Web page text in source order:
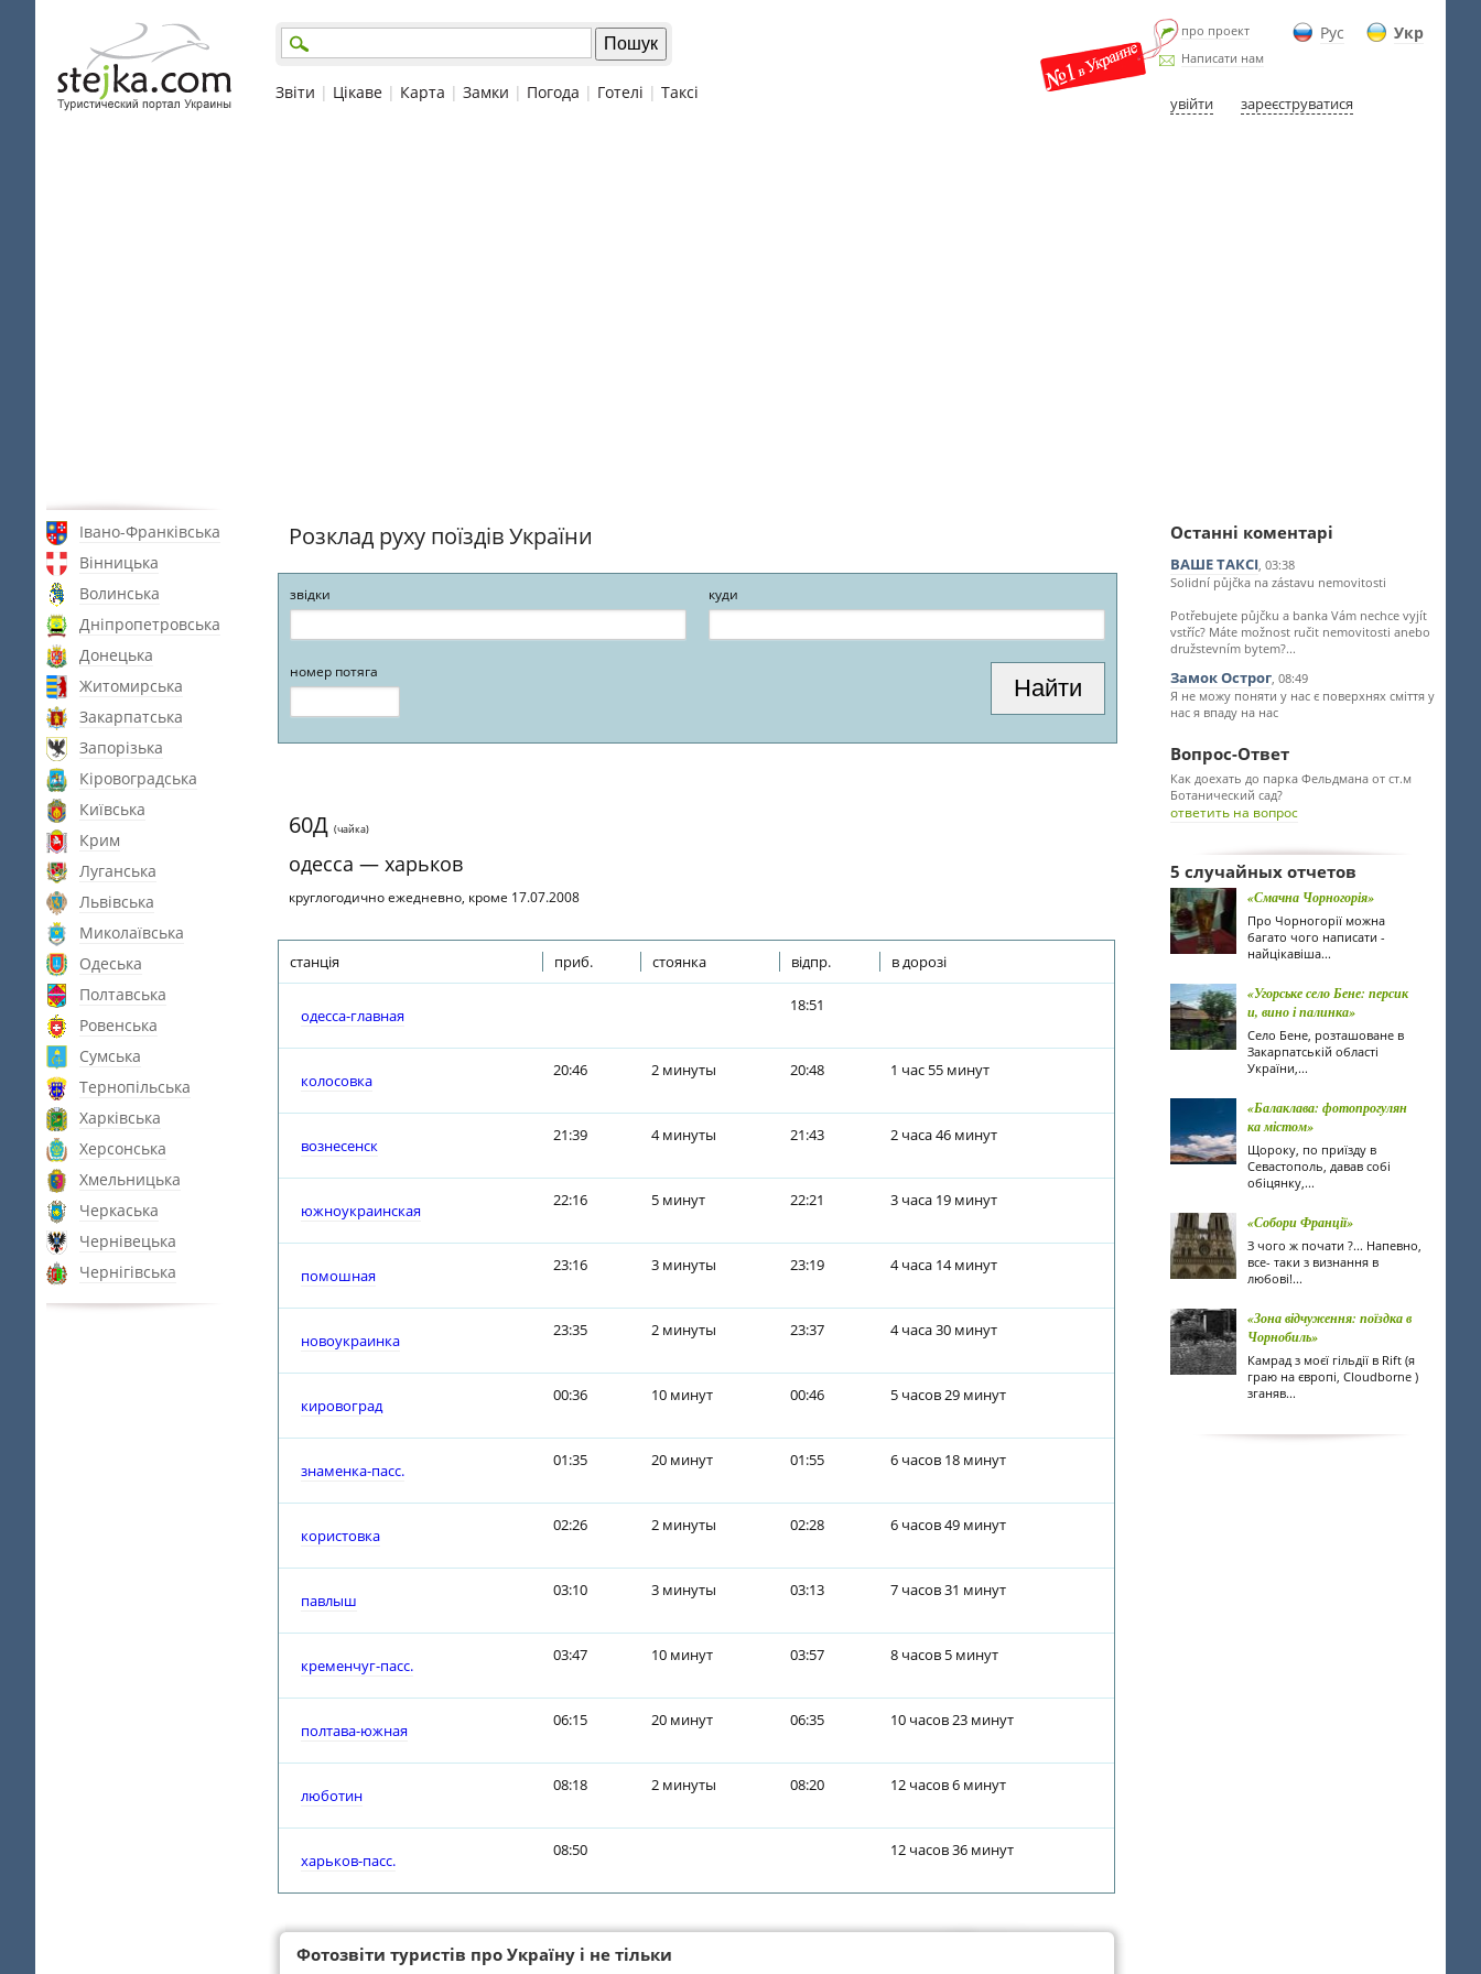
Рус Укр
про проект
Написати нам
увійти зареєструватися
Звіти | Цікаве | Карта | Замки | Погода | Готелі | Таксі
Івано-Франківська
Вінницька
Волинська
Дніпропетровська
Донецька
Житомирська
Закарпатська
Запорізька
Кіровоградська
Київська
Крим
Луганська
Львівська
Миколаївська
Одеська
Полтавська
Ровенська
Сумська
Тернопільська
Харківська
Херсонська
Хмельницька
Черкаська
Чернівецька
Чернігівська
Розклад руху поїздів України
звідки куди
номер потяга
60Д (чайка)
одесса — харьков
круглогодично ежедневно, кроме 17.07.2008
станція приб. стоянка відпр. в дорозі
одесса-главная
18:51
колосовка
20:46 2 минуты 20:48 1 час 55 минут
вознесенск
21:39 4 минуты 21:43 2 часа 46 минут
южноукраинская
22:16 5 минут 22:21 3 часа 19 минут
помошная
23:16 3 минуты 23:19 4 часа 14 минут
новоукраинка
23:35 2 минуты 23:37 4 часа 30 минут
кировоград
00:36 10 минут 00:46 5 часов 29 минут
знаменка-пасс.
01:35 20 минут 01:55 6 часов 18 минут
користовка
02:26 2 минуты 02:28 6 часов 49 минут
павлыш
03:10 3 минуты 03:13 7 часов 31 минут
кременчуг-пасс.
03:47 10 минут 03:57 8 часов 5 минут
полтава-южная
06:15 20 минут 06:35 10 часов 23 минут
люботин
08:18 2 минуты 08:20 12 часов 6 минут
харьков-пасс.
08:50 12 часов 36 минут
Фотозвіти туристів про Україну і не тільки
Останні коментарі
ВАШЕ ТАКСІ, 03:38
Solidní půjčka na zástavu nemovitosti
Potřebujete půjčku a banka Vám nechce vyjít
vstříc? Máte možnost ručit nemovitosti anebo
družstevním bytem?...
Замок Острог, 08:49
Я не можу поняти у нас є поверхнях сміття у
нас я впаду на нас
Вопрос-Ответ
Как доехать до парка Фельдмана от ст.м
Ботанический сад?
ответить на вопрос
5 случайных отчетов
«Смачна Чорногорія»
Про Чорногорії можна
багато чого написати -
найцікавіша...
«Угорське село Бене: персик
и, вино і палинка»
Село Бене, розташоване в
Закарпатській області
України,...
«Балаклава: фотопрогулян
ка містом»
Щороку, по приїзду в
Севастополь, давав собі
обіцянку,...
«Собори Франції»
З чого ж почати ?... Напевно,
все- таки з визнання в
любові!...
«Зона відчуження: поїздка в
Чорнобиль»
Камрад з моєї гільдії в Rift (я
граю на європі, Cloudborne )
зганяв...